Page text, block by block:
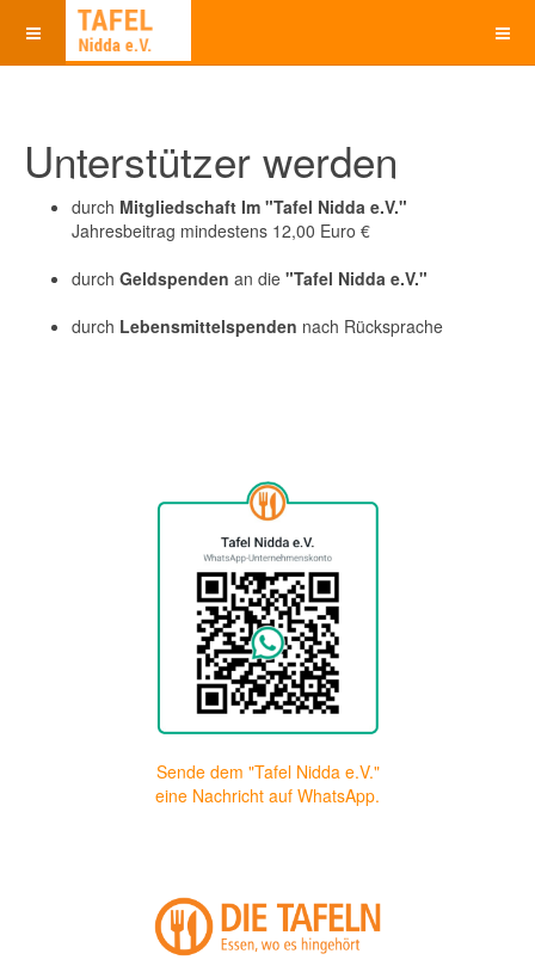
Unterstützer werden
durch Mitgliedschaft Im "Tafel Nidda e.V."
Jahresbeitrag mindestens 12,00 Euro €
durch Geldspenden an die "Tafel Nidda e.V."
durch Lebensmittelspenden nach Rücksprache
Sende dem "Tafel Nidda e.V."
eine Nachricht auf WhatsApp.